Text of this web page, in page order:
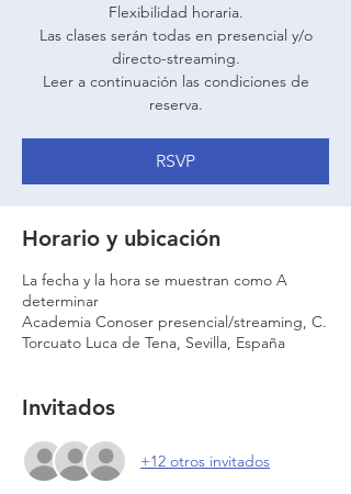
Flexibilidad horaria.
Las clases serán todas en presencial y/o
directo-streaming.
Leer a continuación las condiciones de
reserva.
RSVP
Horario y ubicación
La fecha y la hora se muestran como A
determinar
Academia Conoser presencial/streaming, C.
Torcuato Luca de Tena, Sevilla, España
Invitados
+12 otros invitados